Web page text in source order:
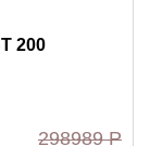
200
298989 Р